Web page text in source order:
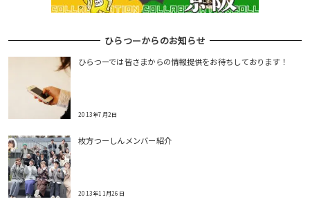
ひらつーからのお知らせ
ひらつーでは皆さまからの情報提供をお待ちしております！
2013年7月2日
枚方つーしんメンバー紹介
2013年11月26日